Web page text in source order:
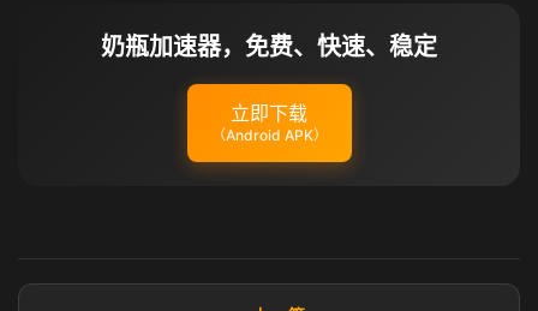
奶瓶加速器，免费、快速、稳定
立即下载
（Android APK）